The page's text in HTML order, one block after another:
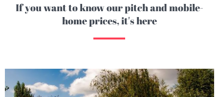
If you want to know our pitch and mobile-
home prices, it's here